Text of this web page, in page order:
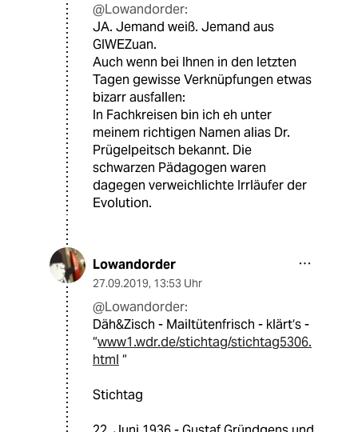
@Lowandorder:
JA. Jemand weiß. Jemand aus
GIWEZuan.
Auch wenn bei Ihnen in den letzten
Tagen gewisse Verknüpfungen etwas
bizarr ausfallen:
In Fachkreisen bin ich eh unter
meinem richtigen Namen alias Dr.
Prügelpeitsch bekannt. Die
schwarzen Pädagogen waren
dagegen verweichlichte Irrläufer der
Evolution.
Lowandorder
27.09.2019, 13:53 Uhr
@Lowandorder:
Däh&Zisch - Mailtütenfrisch - klärt‘s -
“www1.wdr.de/stichtag/stichtag5306.
html “
Stichtag